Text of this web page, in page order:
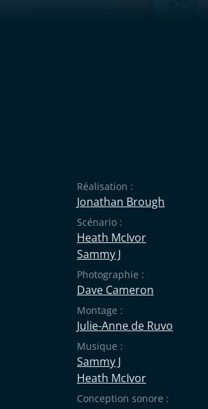
Réalisation :
Jonathan Brough
Scénario :
Heath McIvor
Sammy J
Photographie :
Dave Cameron
Montage :
Julie-Anne de Ruvo
Musique :
Sammy J
Heath McIvor
Conception sonore :